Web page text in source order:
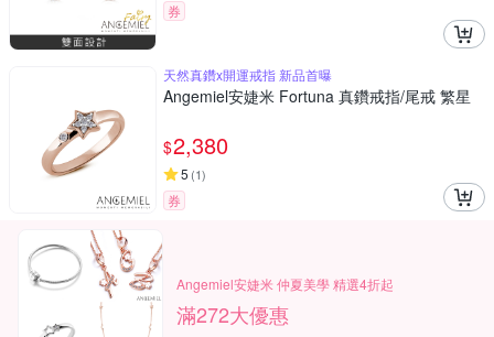
券
天然真鑽x開運戒指 新品首曝
Angemiel安婕米 Fortuna 真鑽戒指/尾戒 繁星
$2,380
5 (1)
券
Angemiel安婕米 仲夏美學 精選4折起
滿272大優惠